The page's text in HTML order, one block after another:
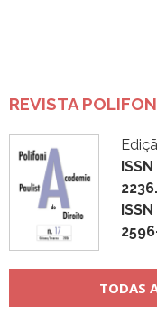
REVISTA
TODAS